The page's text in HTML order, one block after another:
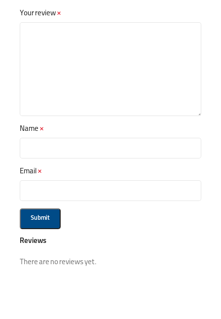
Reviews
There are no reviews yet.
Your review*
Name*
Email*